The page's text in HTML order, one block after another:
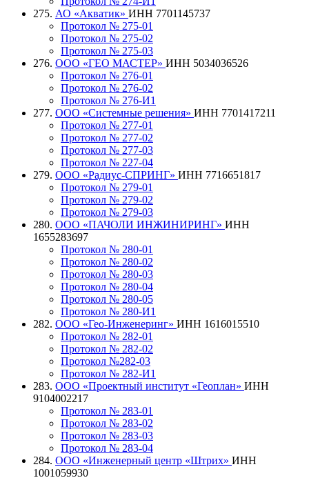
275. АО «Акватик» ИНН 7701145737
Протокол № 275-01
Протокол № 275-02
Протокол № 275-03
276. ООО «ГЕО МАСТЕР» ИНН 5034036526
Протокол № 276-01
Протокол № 276-02
Протокол № 276-И1
277. ООО «Системные решения» ИНН 7701417211
Протокол № 277-01
Протокол № 277-02
Протокол № 277-03
Протокол № 227-04
279. ООО «Радиус-СПРИНГ» ИНН 7716651817
Протокол № 279-01
Протокол № 279-02
Протокол № 279-03
280. ООО «ПАЧОЛИ ИНЖИНИРИНГ» ИНН
1655283697
Протокол № 280-01
Протокол № 280-02
Протокол № 280-03
Протокол № 280-04
Протокол № 280-05
Протокол № 280-И1
282. ООО «Гео-Инженеринг» ИНН 1616015510
Протокол № 282-01
Протокол № 282-02
Протокол №282-03
Протокол № 282-И1
283. ООО «Проектный институт «Геоплан» ИНН
9104002217
Протокол № 283-01
Протокол № 283-02
Протокол № 283-03
Протокол № 283-04
284. ООО «Инженерный центр «Штрих» ИНН
1001059930